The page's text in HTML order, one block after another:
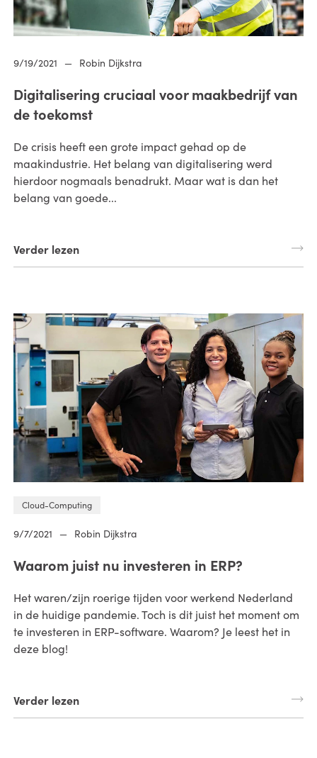
9/19/2021 — Robin Dijkstra
Digitalisering cruciaal voor maakbedrijf van
de toekomst
De crisis heeft een grote impact gehad op de
maakindustrie. Het belang van digitalisering werd
hierdoor nogmaals benadrukt. Maar wat is dan het
belang van goede...
Verder lezen
Cloud-Computing
9/7/2021 — Robin Dijkstra
Waarom juist nu investeren in ERP?
Het waren/zijn roerige tijden voor werkend Nederland
in de huidige pandemie. Toch is dit juist het moment om
te investeren in ERP-software. Waarom? Je leest het in
deze blog!
Verder lezen